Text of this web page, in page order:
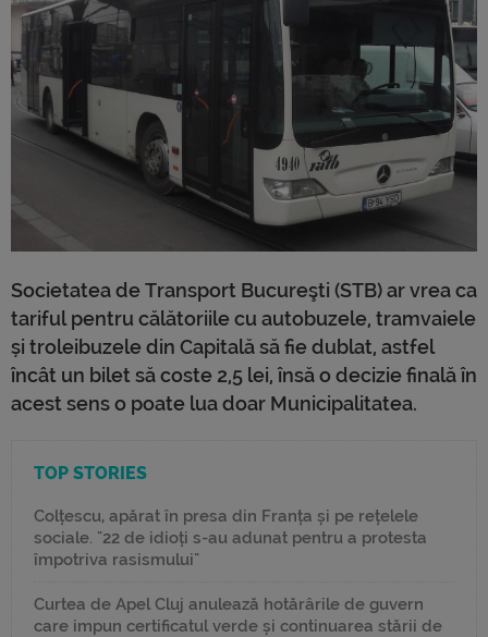
Societatea de Transport Bucureşti (STB) ar vrea ca
tariful pentru călătoriile cu autobuzele, tramvaiele
și troleibuzele din Capitală să fie dublat, astfel
încât un bilet să coste 2,5 lei, însă o decizie finală în
acest sens o poate lua doar Municipalitatea.
TOP STORIES
Colțescu, apărat în presa din Franța și pe rețelele
sociale. "22 de idioți s-au adunat pentru a protesta
împotriva rasismului"
Curtea de Apel Cluj anulează hotărârile de guvern
care impun certificatul verde și continuarea stării de